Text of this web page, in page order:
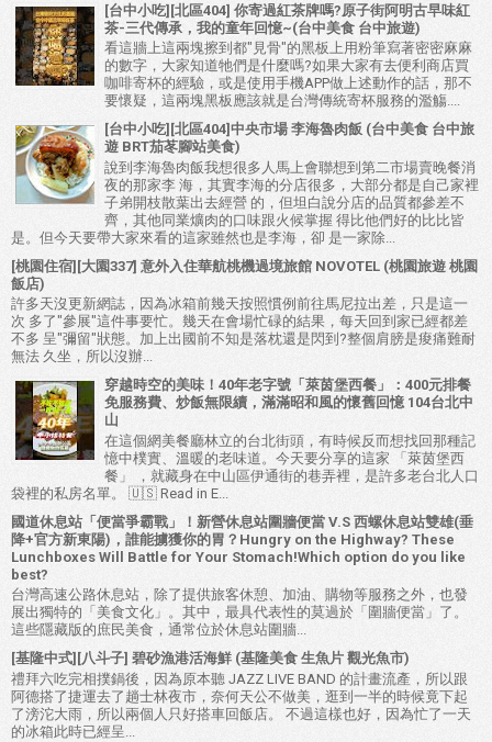
[台中小吃][北區404] 你寄過紅茶牌嗎?原子街阿明古早味紅
茶-三代傳承，我的童年回憶~(台中美食 台中旅遊)
看這牆上這兩塊擦到都"見骨"的黑板上用粉筆寫著密密麻麻
的數字，大家知道牠們是什麼嗎?如果大家有去便利商店買
咖啡寄杯的經驗，或是使用手機APP做上述動作的話，那不
要懷疑，這兩塊黑板應該就是台灣傳統寄杯服務的濫觴....
[台中小吃][北區404]中央市場 李海魯肉飯 (台中美食 台中旅
遊 BRT茄苳腳站美食)
說到李海魯肉飯我想很多人馬上會聯想到第二市場賣晚餐消
夜的那家李 海，其實李海的分店很多，大部分都是自己家裡
子弟開枝散葉出去經營 的，但坦白說分店的品質都參差不
齊，其他同業爌肉的口味跟火候掌握 得比他們好的比比皆
是。但今天要帶大家來看的這家雖然也是李海，卻 是一家除...
[桃園住宿][大園337] 意外入住華航桃機過境旅館 NOVOTEL (桃園旅遊 桃園
飯店)
許多天沒更新網誌，因為冰箱前幾天按照慣例前往馬尼拉出差，只是這一
次 多了"參展"這件事要忙。幾天在會場忙碌的結果，每天回到家已經都差
不多 呈"彌留"狀態。加上出國前不知是落枕還是閃到?整個肩膀是痠痛難耐
無法 久坐，所以沒辦...
穿越時空的美味！40年老字號「萊茵堡西餐」：400元排餐
免服務費、炒飯無限續，滿滿昭和風的懷舊回憶 104台北中
山
在這個網美餐廳林立的台北街頭，有時候反而想找回那種記
憶中樸實、溫暖的老味道。今天要分享的這家 「萊茵堡西
餐」 ，就藏身在中山區伊通街的巷弄裡，是許多老台北人口
袋裡的私房名單。 🇺🇸 Read in E...
國道休息站「便當爭霸戰」！新營休息站圍牆便當 V.S 西螺休息站雙雄(垂
降+官方新東陽)，誰能擄獲你的胃？Hungry on the Highway? These
Lunchboxes Will Battle for Your Stomach!Which option do you like
best?
台灣高速公路休息站，除了提供旅客休憩、加油、購物等服務之外，也發
展出獨特的「美食文化」。其中，最具代表性的莫過於「圍牆便當」了。
這些隱藏版的庶民美食，通常位於休息站圍牆...
[基隆中式][八斗子] 碧砂漁港活海鮮 (基隆美食 生魚片 觀光魚市)
禮拜六吃完相撲鍋後，因為原本聽 JAZZ LIVE BAND 的計畫流產，所以跟
阿德搭了捷運去了趟士林夜市，奈何天公不做美，逛到一半的時候竟下起
了滂沱大雨，所以兩個人只好搭車回飯店。 不過這樣也好，因為忙了一天
的冰箱此時已經呈...